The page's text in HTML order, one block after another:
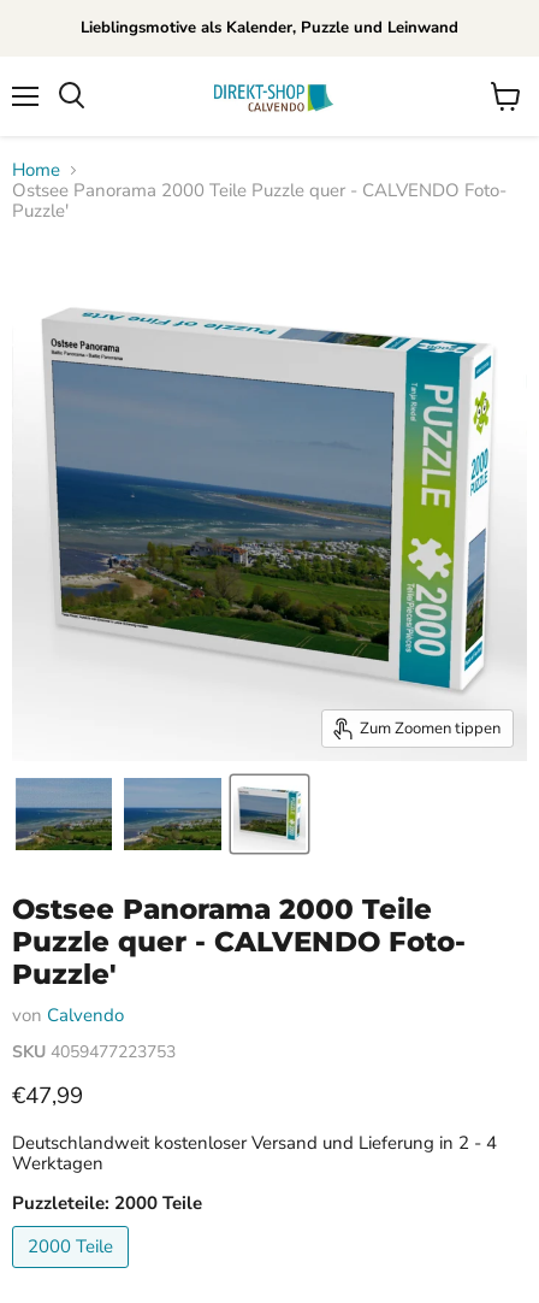
Lieblingsmotive als Kalender, Puzzle und Leinwand
Home
Ostsee Panorama 2000 Teile Puzzle quer - CALVENDO Foto-
Puzzle'
Zum Zoomen tippen
Ostsee Panorama 2000 Teile
Puzzle quer - CALVENDO Foto-
Puzzle'
von Calvendo
SKU 4059477223753
Aktueller Preis
€47,99
Deutschlandweit kostenloser Versand und Lieferung in 2 - 4
Werktagen
Puzzleteile: 2000 Teile
2000 Teile